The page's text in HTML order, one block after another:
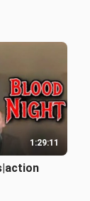
1:29:11